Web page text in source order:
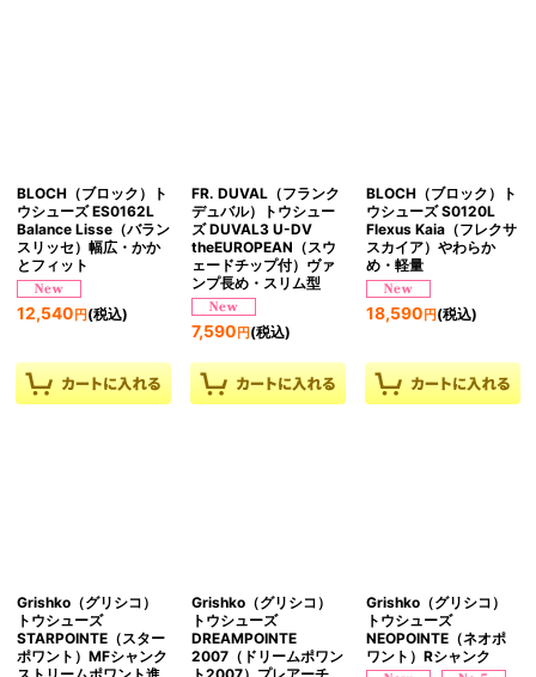
BLOCH（ブロック）ト
ウシューズ ES0162L
Balance Lisse（バラン
スリッセ）幅広・かか
とフィット
12,540 円 (税込)
FR. DUVAL（フランク
デュバル）トウシュー
ズ DUVAL3 U-DV
theEUROPEAN（スウ
ェードチップ付）ヴァ
ンプ長め・スリム型
7,590 円(税込)
BLOCH（ブロック）ト
ウシューズ S0120L
Flexus Kaia（フレクサ
スカイア）やわらか
め・軽量
18,590 円(税込)
Grishko（グリシコ）
トウシューズ
STARPOINTE（スター
ポワント）MFシャンク
Grishko（グリシコ）
トウシューズ
DREAMPOINTE
2007（ドリームポワン
Grishko（グリシコ）
トウシューズ
NEOPOINTE（ネオポ
ワント）Rシャンク